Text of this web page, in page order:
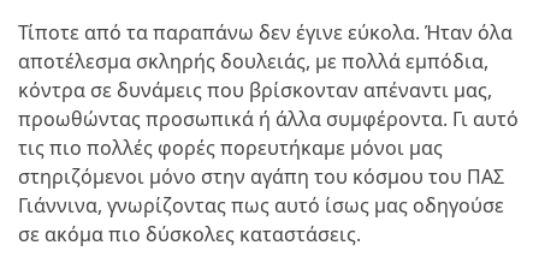
Τίποτε από τα παραπάνω δεν έγινε εύκολα. Ήταν όλα
αποτέλεσμα σκληρής δουλειάς, με πολλά εμπόδια,
κόντρα σε δυνάμεις που βρίσκονταν απέναντι μας,
προωθώντας προσωπικά ή άλλα συμφέροντα. Γι αυτό
τις πιο πολλές φορές πορευτήκαμε μόνοι μας
στηριζόμενοι μόνο στην αγάπη του κόσμου του ΠΑΣ
Γιάννινα, γνωρίζοντας πως αυτό ίσως μας οδηγούσε
σε ακόμα πιο δύσκολες καταστάσεις.